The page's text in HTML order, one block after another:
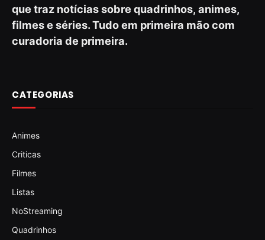
que traz notícias sobre quadrinhos, animes,
filmes e séries. Tudo em primeira mão com
curadoria de primeira.
CATEGORIAS
Animes
Criticas
Filmes
Listas
NoStreaming
Quadrinhos